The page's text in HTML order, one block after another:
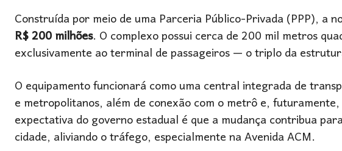
Construída por meio de uma Parceria Público-Privada (PPP), a
R$ 200 milhões. O complexo possui cerca de 200 mil metros
exclusivamente ao terminal de passageiros — o triplo da
O equipamento funcionará como uma central integrada de
e metropolitanos, além de conexão com o metrô e,
expectativa do governo estadual é que a mudança contribua
cidade, aliviando o tráfego, especialmente na Avenida ACM.